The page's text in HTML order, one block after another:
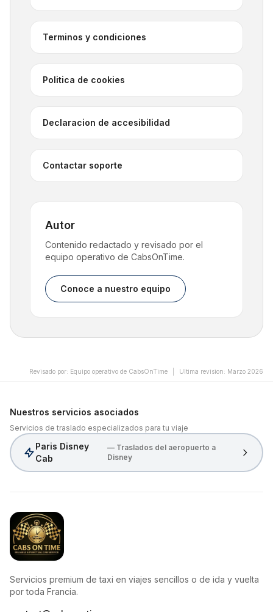
Terminos y condiciones
Politica de cookies
Declaracion de accesibilidad
Contactar soporte
Autor
Contenido redactado y revisado por el
equipo operativo de CabsOnTime.
Conoce a nuestro equipo
Revisado por: Equipo operativo de CabsOnTime Ultima revision: Marzo 2026
Nuestros servicios asociados
Servicios de traslado especializados para tu viaje
Paris Disney
Cab
— Traslados del aeropuerto a
Disney
CabsOnTime
Servicios premium de taxi en viajes sencillos o de ida y vuelta
por toda Francia.